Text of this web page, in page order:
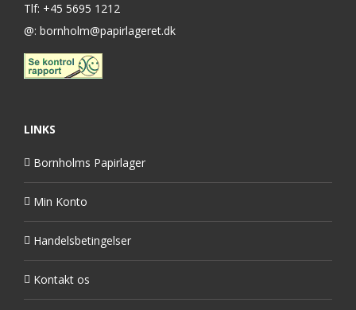
Tlf: +45 5695 1212
@: bornholm@papirlageret.dk
LINKS
Bornholms Papirlager
Min Konto
Handelsbetingelser
Kontakt os